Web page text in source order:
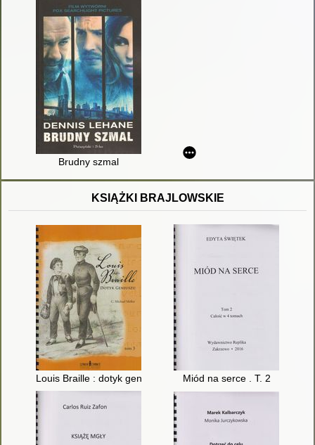
Brudny szmal
KSIĄŻKI BRAJLOWSKIE
Louis Braille : dotyk geniuszu. T. 3Miód na serce . T. 2